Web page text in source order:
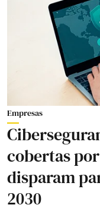
Empresas
cobertas
disparam
2030